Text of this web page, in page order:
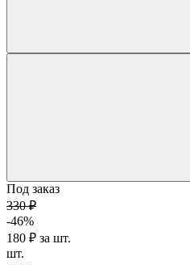
Под заказ
330 ₽
-46%
180 ₽ за шт.
шт.